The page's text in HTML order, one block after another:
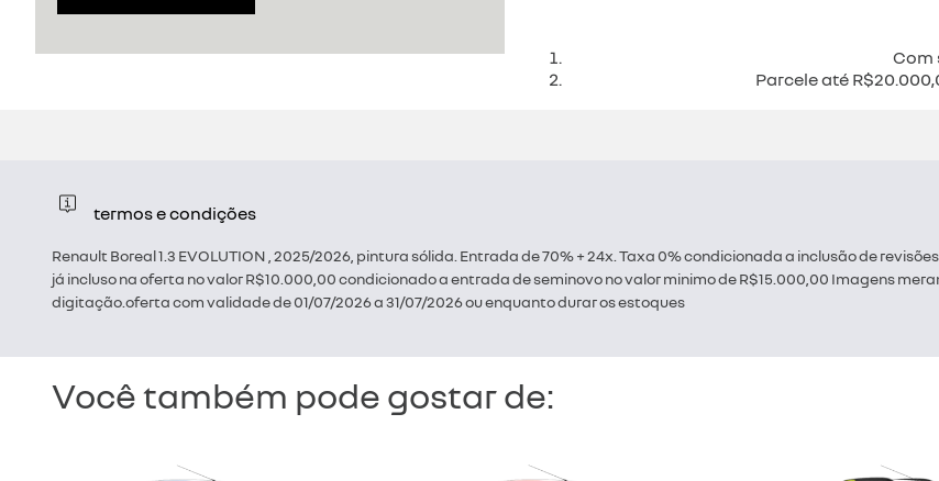
Com
Parcele até
termos e condições
Renault Boreal 1.3 EVOLUTION , 2025/2026, pintura sólida. Entrada de 70% + 24x. Taxa 0% condicionada a inclusão de
já incluso na oferta no valor R$10.000,00 condicionado a entrada de seminovo no valor minimo de R$15.000,00 Imagens
digitação.oferta com validade de 01/07/2026 a 31/07/2026 ou enquanto durar os estoques
Você também pode gostar de: